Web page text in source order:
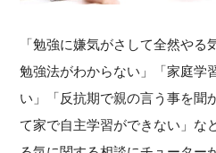
「勉強に嫌気がさして全然や
勉強法がわからない」「家庭学
い」「反抗期で親の言う事を聞
て家で自主学習ができない」な